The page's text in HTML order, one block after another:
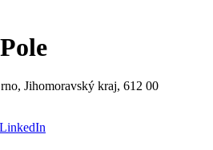
Jihomoravský kraj, 612 00
LinkedIn